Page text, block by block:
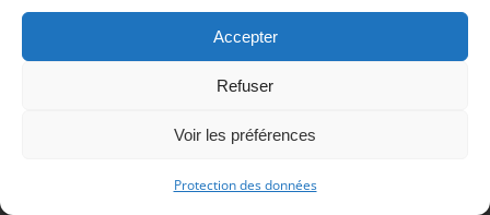
Accepter
Refuser
Voir les préférences
Protection des données
© Copyright 2017 - Deutsch Französischer Internat Freiburg -
Datenschutzerklärung